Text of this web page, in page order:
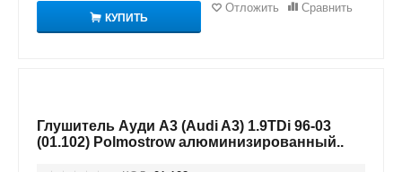
КУПИТЬ
Отложить Сравнить
Глушитель Ауди А3 (Audi A3) 1.9TDi 96-03
(01.102) Polmostrow алюминизированный..